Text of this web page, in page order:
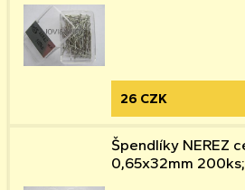
26 CZK
Špendlíky NEREZ
0,65x32mm